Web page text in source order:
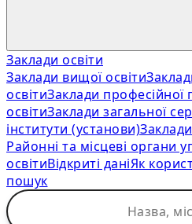
Заклади освіти
Заклади вищої освіти
освітиЗаклади професійної
освітиЗаклади загальної
інститути (установи)
Районні та місцеві органи
освітиВідкриті даніЯк
пошук